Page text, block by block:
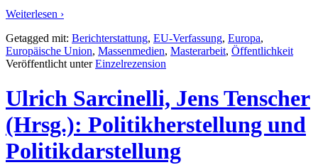
Weiterlesen ›
Getagged mit: Berichterstattung, EU-Verfassung, Europa,
Europäische Union, Massenmedien, Masterarbeit, Öffentlichkeit
Veröffentlicht unterEinzelrezension
Ulrich Sarcinelli, Jens Tenscher
(Hrsg.): Politikherstellung und
Politikdarstellung